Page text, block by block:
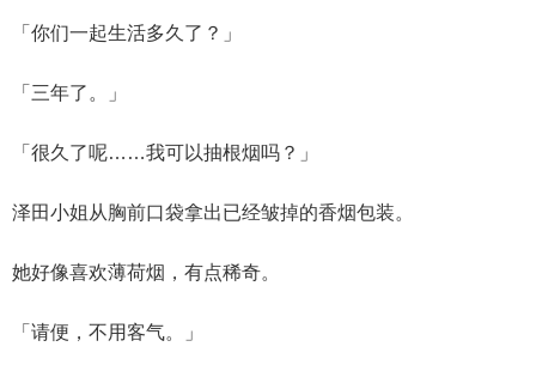
「你们一起生活多久了？」
「三年了。」
「很久了呢……我可以抽根烟吗？」
泽田小姐从胸前口袋拿出已经皱掉的香烟包装。
她好像喜欢薄荷烟，有点稀奇。
「请便，不用客气。」